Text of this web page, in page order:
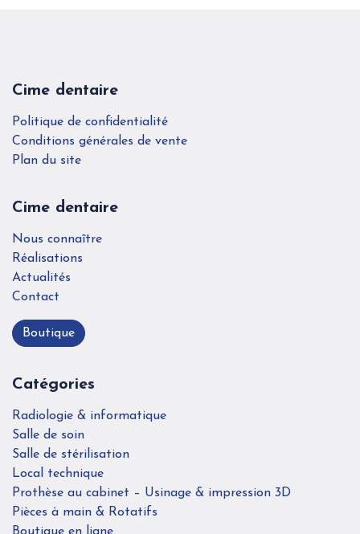
Cime dentaire
Politique de confidentialité
Conditions générales de vente
Plan du site
Cime dentaire
Nous connaître
Réalisations
Actualités
Contact
Boutique
Catégories
Radiologie & informatique
Salle de soin
Salle de stérilisation
Local technique
Prothèse au cabinet – Usinage & impression 3D
Pièces à main & Rotatifs